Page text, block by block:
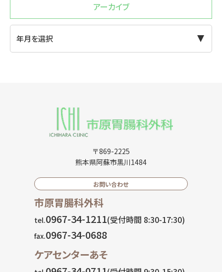
アーカイブ
〒869-2225
熊本県阿蘇市黒川1484
お問い合わせ
市原胃腸科外科
tel.0967-34-1211(受付時間 8:30-17:30)
fax.0967-34-0688
ケアセンターあそ